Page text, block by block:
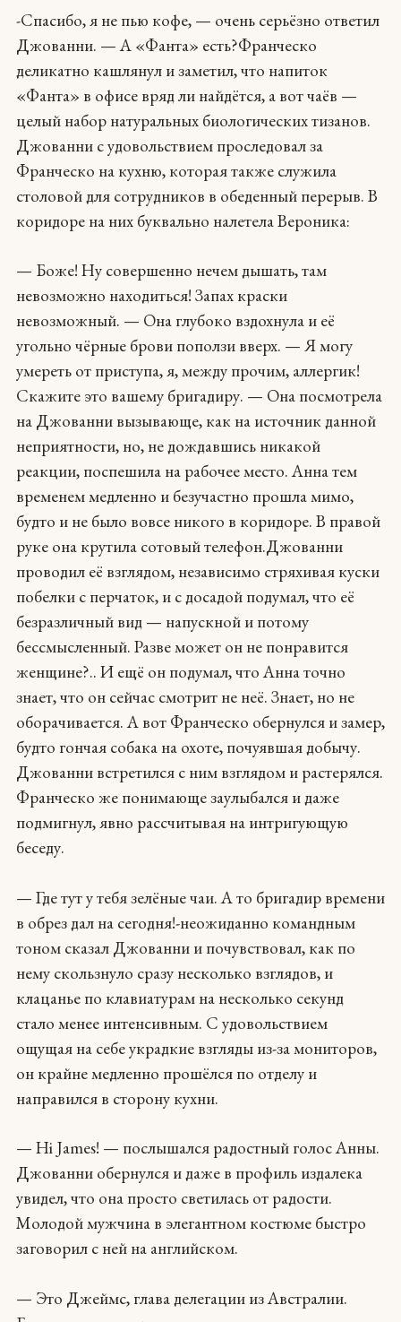
-Спасибо, я не пью кофе, — очень серьёзно ответил
Джованни. — А «Фанта» есть?Франческо
деликатно кашлянул и заметил, что напиток
«Фанта» в офисе вряд ли найдётся, а вот чаёв —
целый набор натуральных биологических тизанов.
Джованни с удовольствием проследовал за
Франческо на кухню, которая также служила
столовой для сотрудников в обеденный перерыв. В
коридоре на них буквально налетела Вероника:
— Боже! Ну совершенно нечем дышать, там
невозможно находиться! Запах краски
невозможный. — Она глубоко вздохнула и её
угольно чёрные брови поползи вверх. — Я могу
умереть от приступа, я, между прочим, аллергик!
Скажите это вашему бригадиру. — Она посмотрела
на Джованни вызывающе, как на источник данной
неприятности, но, не дождавшись никакой
реакции, поспешила на рабочее место. Анна тем
временем медленно и безучастно прошла мимо,
будто и не было вовсе никого в коридоре. В правой
руке она крутила сотовый телефон.Джованни
проводил её взглядом, независимо стряхивая куски
побелки с перчаток, и с досадой подумал, что её
безразличный вид — напускной и потому
бессмысленный. Разве может он не понравится
женщине?.. И ещё он подумал, что Анна точно
знает, что он сейчас смотрит не неё. Знает, но не
оборачивается. А вот Франческо обернулся и замер,
будто гончая собака на охоте, почуявшая добычу.
Джованни встретился с ним взглядом и растерялся.
Франческо же понимающе заулыбался и даже
подмигнул, явно рассчитывая на интригующую
беседу.
— Где тут у тебя зелёные чаи. А то бригадир времени
в обрез дал на сегодня!-неожиданно командным
тоном сказал Джованни и почувствовал, как по
нему скользнуло сразу несколько взглядов, и
клацанье по клавиатурам на несколько секунд
стало менее интенсивным. С удовольствием
ощущая на себе украдкие взгляды из-за мониторов,
он крайне медленно прошёлся по отделу и
направился в сторону кухни.
— Hi James! — послышался радостный голос Анны.
Джованни обернулся и даже в профиль издалека
увидел, что она просто светилась от радости.
Молодой мужчина в элегантном костюме быстро
заговорил с ней на английском.
— Это Джеймс, глава делегации из Австралии.